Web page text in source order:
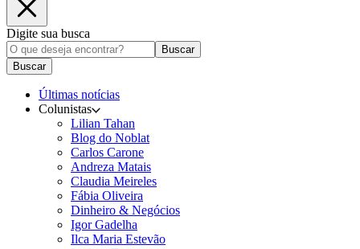
Digite sua busca
Buscar
Buscar
Últimas notícias
Colunistas
Lilian Tahan
Blog do Noblat
Carlos Carone
Andreza Matais
Claudia Meireles
Fábia Oliveira
Dinheiro & Negócios
Igor Gadelha
Ilca Maria Estevão